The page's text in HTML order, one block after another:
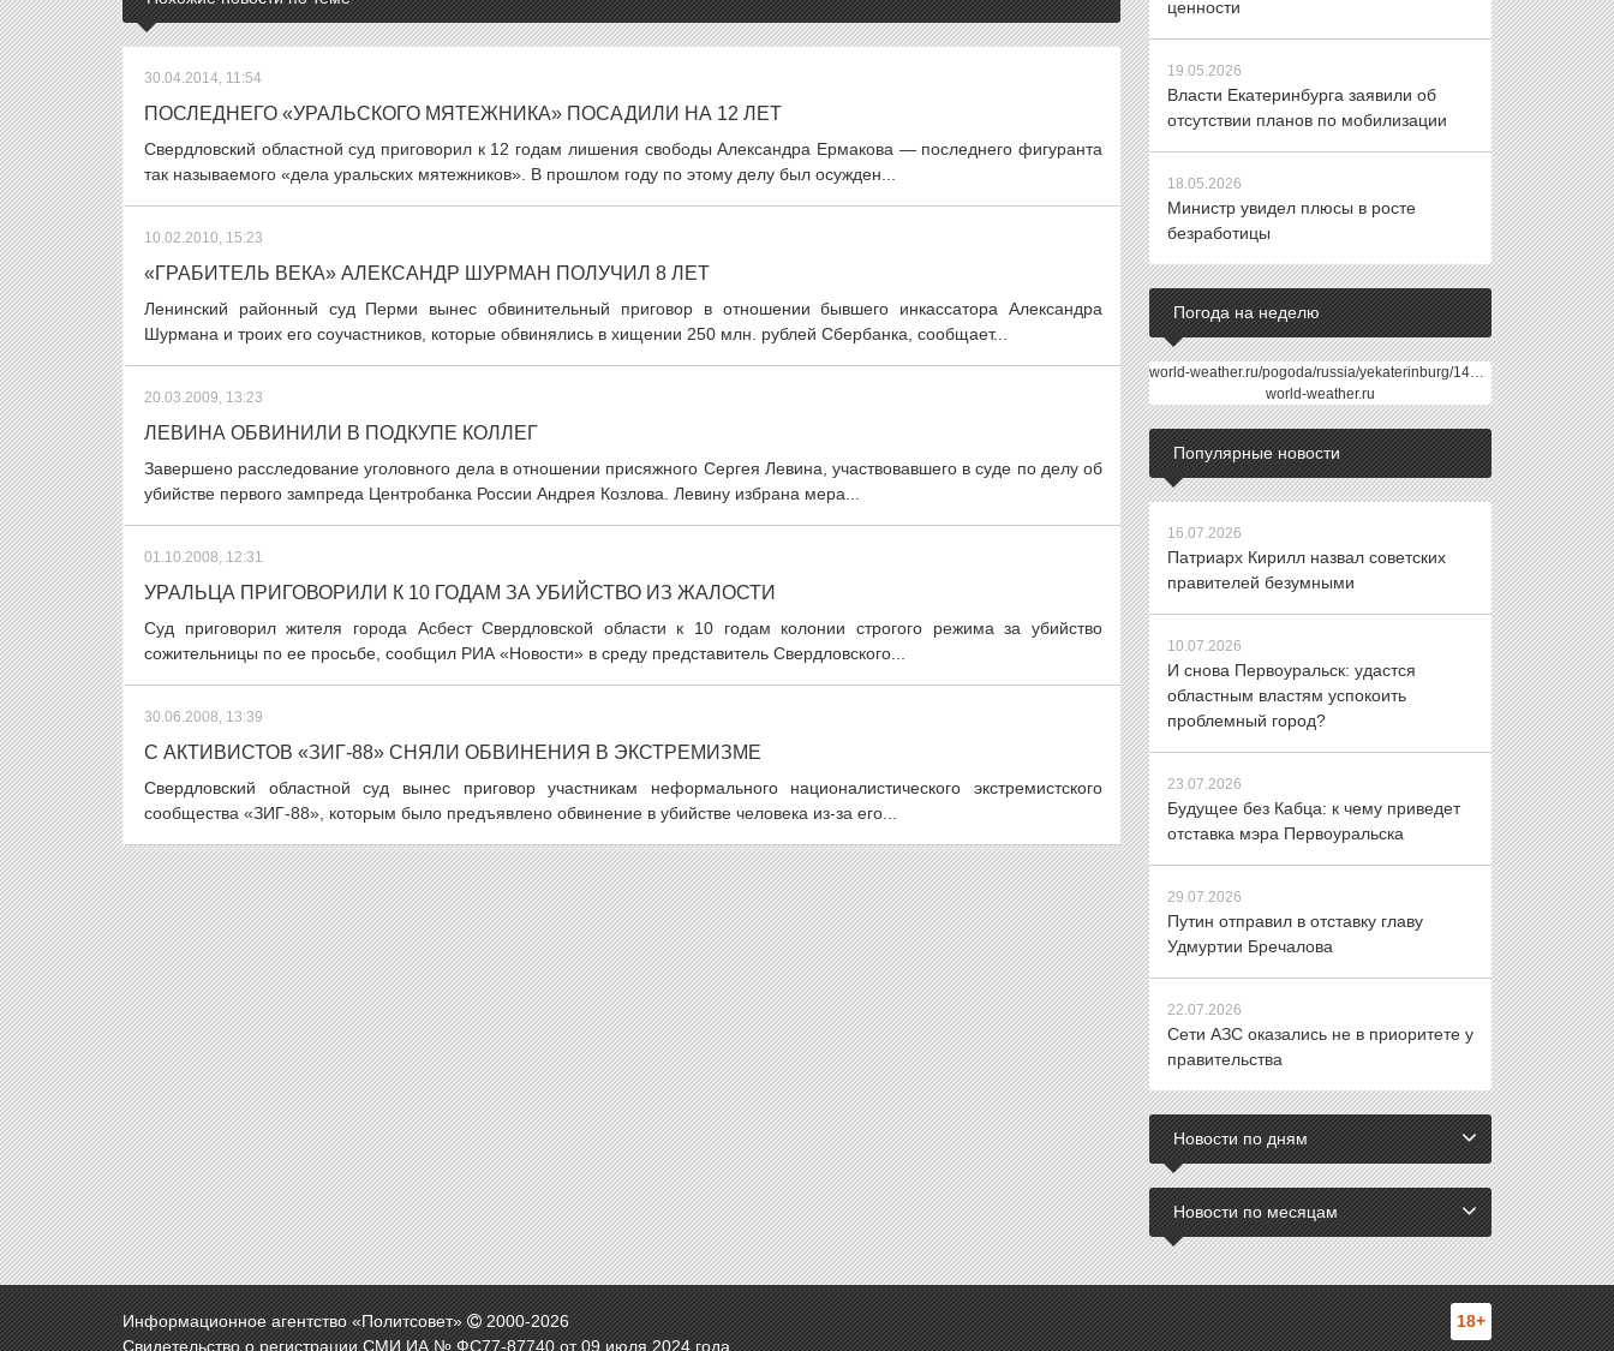
30.04.2014, 11:54
ПОСЛЕДНЕГО «УРАЛЬСКОГО МЯТЕЖНИКА» ПОСАДИЛИ НА 12 ЛЕТ
Свердловский областной суд приговорил к 12 годам лишения свободы Александра Ермакова — последнего фигуранта
так называемого «дела уральских мятежников». В прошлом году по этому делу был осужден...
10.02.2010, 15:23
«ГРАБИТЕЛЬ ВЕКА» АЛЕКСАНДР ШУРМАН ПОЛУЧИЛ 8 ЛЕТ
Ленинский районный суд Перми вынес обвинительный приговор в отношении бывшего инкассатора Александра
Шурмана и троих его соучастников, которые обвинялись в хищении 250 млн. рублей Сбербанка, сообщает...
20.03.2009, 13:23
ЛЕВИНА ОБВИНИЛИ В ПОДКУПЕ КОЛЛЕГ
Завершено расследование уголовного дела в отношении присяжного Сергея Левина, участвовавшего в суде по делу об
убийстве первого зампреда Центробанка России Андрея Козлова. Левину избрана мера...
01.10.2008, 12:31
УРАЛЬЦА ПРИГОВОРИЛИ К 10 ГОДАМ ЗА УБИЙСТВО ИЗ ЖАЛОСТИ
Суд приговорил жителя города Асбест Свердловской области к 10 годам колонии строгого режима за убийство
сожительницы по ее просьбе, сообщил РИА «Новости» в среду представитель Свердловского...
30.06.2008, 13:39
С АКТИВИСТОВ «ЗИГ-88» СНЯЛИ ОБВИНЕНИЯ В ЭКСТРЕМИЗМЕ
Свердловский областной суд вынес приговор участникам неформального националистического экстремистского
сообщества «ЗИГ-88», которым было предъявлено обвинение в убийстве человека из-за его...
ценности
19.05.2026
Власти Екатеринбурга заявили об
отсутствии планов по мобилизации
18.05.2026
Министр увидел плюсы в росте
безработицы
Погода на неделю
world-weather.ru/pogoda/russia/yekaterinburg/14days/
world-weather.ru
Популярные новости
16.07.2026
Патриарх Кирилл назвал советских
правителей безумными
10.07.2026
И снова Первоуральск: удастся
областным властям успокоить
проблемный город?
23.07.2026
Будущее без Кабца: к чему приведет
отставка мэра Первоуральска
29.07.2026
Путин отправил в отставку главу
Удмуртии Бречалова
22.07.2026
Сети АЗС оказались не в приоритете у
правительства
Новости по дням
Новости по месяцам
Информационное агентство «Политсовет» 2000-2026
Свидетельство о регистрации СМИ ИА № ФС77-87740 от 09 июля 2024 года.
18+